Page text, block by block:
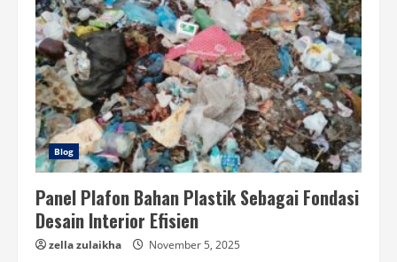
Blog
Panel Plafon Bahan Plastik Sebagai Fondasi
Desain Interior Efisien
zella zulaikha November 5, 2025